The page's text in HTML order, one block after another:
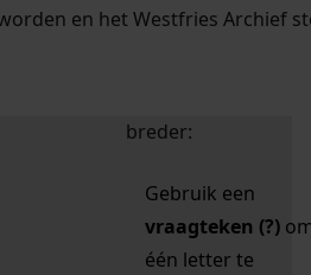
en het Westfries Archief
uw zoekopdracht te
breder:
Gebruik een
vraagteken (?)
één letter te